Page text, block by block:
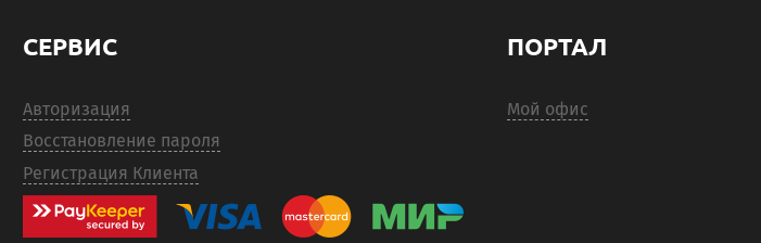
СЕРВИС
Авторизация
Восстановление пароля
Регистрация Клиента
ПОРТАЛ
Мой офис